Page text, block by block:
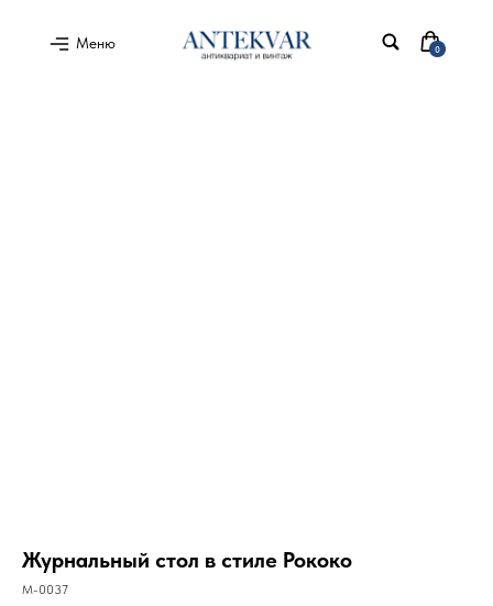
Меню 0
Журнальный стол в стиле Рококо
М-0037